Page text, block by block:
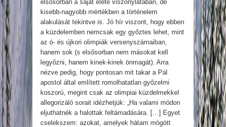
elsősorban a saját élete viszonylatában, de
kisebb-nagyobb mértékben a történelem
alakulását tekintve is. Jó hír viszont, hogy ebben
a küzdelemben nemcsak egy győztes lehet, mint
az ó- és újkori olimpiák versenyszámaiban,
hanem sok (s elsősorban nem másokat kell
legyőzni, hanem kinek-kinek önmagát). Arra
nézve pedig, hogy pontosan mit takar a Pál
apostol által említett romolhatatlan győzelmi
koszorú, megint csak az olimpiai küzdelmekkel
allegorizáló sorait idézhetjük: „Ha valami módon
eljuthatnék a halottak feltámadására. […] Egyet
cselekszem: azokat, amelyek hátam mögött